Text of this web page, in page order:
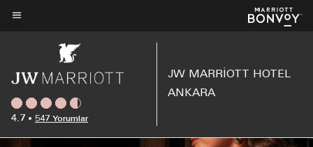
Skip
4.7 • 547 Yorumlar
JW MARRIOTT HOTEL
ANKARA